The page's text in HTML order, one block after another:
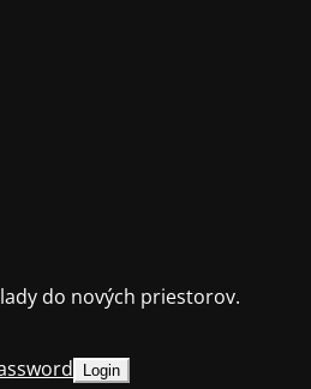
do nových priestorov.